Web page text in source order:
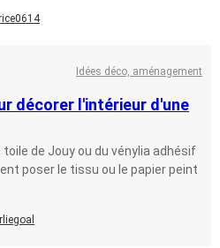
Idées déco, aménagement
décorer l'intérieur d'une
de Jouy ou du vénylia adhésif
poser le tissu ou le papier peint